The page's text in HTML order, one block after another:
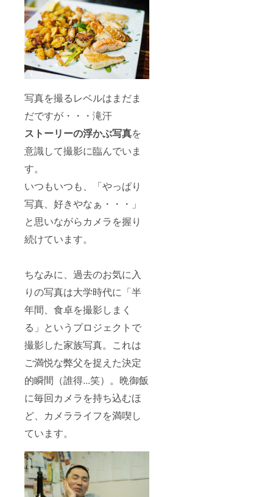
写真を撮るレベルはまだま
だですが・・・滝汗
ストーリーの浮かぶ写真を
意識して撮影に臨んでいま
す。
いつもいつも、「やっぱり
写真、好きやなぁ・・・」
と思いながらカメラを握り
続けています。
ちなみに、過去のお気に入
りの写真は大学時代に「半
年間、食卓を撮影しまく
る」というプロジェクトで
撮影した家族写真。これは
ご満悦な弊父を捉えた決定
的瞬間（誰得...笑）。晩御飯
に毎回カメラを持ち込むほ
ど、カメラライフを満喫し
ています。